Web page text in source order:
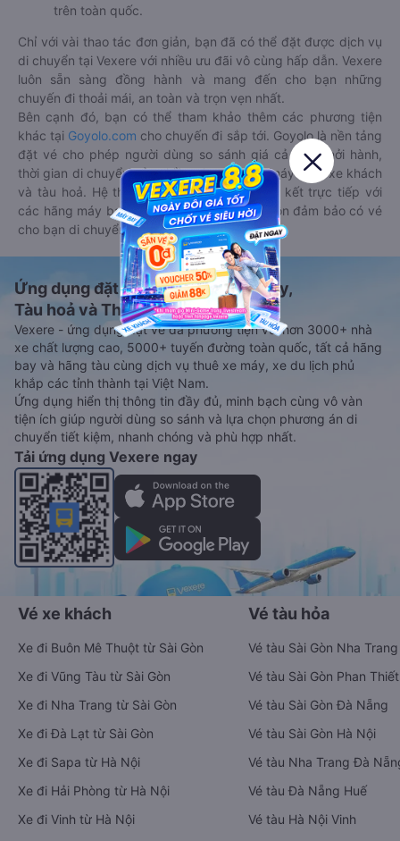
trên toàn quốc.
Chỉ với vài thao tác đơn giản, bạn đã có thể đặt được dịch vụ
di chuyển tại Vexere với nhiều ưu đãi vô cùng hấp dẫn. Vexere
luôn sẵn sàng đồng hành và mang đến cho bạn những
chuyến đi thoải mái, an toàn và trọn vẹn nhất.
Bên cạnh đó, bạn có thể tham khảo thêm các phương tiện
khác tại Goyolo.com cho chuyến đi sắp tới. Goyolo là nền tảng
đặt vé cho phép người dùng so sánh giá cả, giờ khởi hành,
thời gian di chuyển của nhiều phương tiện máy bay, xe khách
và tàu hoả. Hệ thống của Goyolo được liên kết trực tiếp với
các hãng máy bay, xe khách và tàu hoả, luôn đảm bảo có vé
cho bạn di chuyển.
Ứng dụng đặt vé Xe khách, Máy bay,
Tàu hoả và Thuê xe
Vexere - ứng dụng đặt vé đa phương tiện với hơn 3000+ nhà
xe chất lượng cao, 5000+ tuyến đường toàn quốc, tất cả hãng
bay và hãng tàu cùng dịch vụ thuê xe máy, xe du lịch phủ
khắp các tỉnh thành tại Việt Nam.
Ứng dụng hiển thị thông tin đầy đủ, minh bạch cùng vô vàn
tiện ích giúp người dùng so sánh và lựa chọn phương án di
chuyển tiết kiệm, nhanh chóng và phù hợp nhất.
Tải ứng dụng Vexere ngay
Vé xe khách
Xe đi Buôn Mê Thuột từ Sài Gòn
Xe đi Vũng Tàu từ Sài Gòn
Xe đi Nha Trang từ Sài Gòn
Xe đi Đà Lạt từ Sài Gòn
Xe đi Sapa từ Hà Nội
Xe đi Hải Phòng từ Hà Nội
Xe đi Vinh từ Hà Nội
Vé tàu hỏa
Vé tàu Sài Gòn Nha Trang
Vé tàu Sài Gòn Phan Thiết
Vé tàu Sài Gòn Đà Nẵng
Vé tàu Sài Gòn Hà Nội
Vé tàu Nha Trang Đà
Vé tàu Đà Nẵng Huế
Vé tàu Hà Nội Vinh